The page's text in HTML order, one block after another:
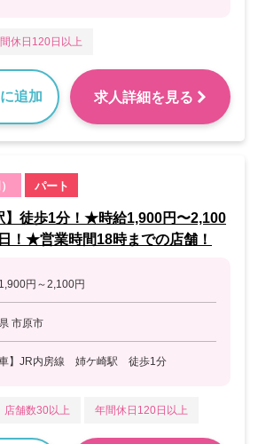
休日120日以上
追加 求人詳細を見る
パート
】徒歩1分！★時給1,900円〜2,100
！★営業時間18時までの店舗！
円～2,100円
市原市
車】JR内房線 姉ケ崎駅 徒歩1分
店舗数30以上 年間休日120日以上